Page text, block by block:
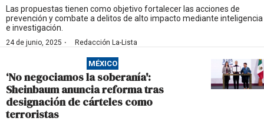
Las propuestas tienen como objetivo fortalecer las acciones de
prevención y combate a delitos de alto impacto mediante inteligencia
e investigación.
24 de junio, 2025 · Redacción La-Lista
MÉXICO
‘No negociamos la soberanía':
Sheinbaum anuncia reforma tras
designación de cárteles como
terroristas